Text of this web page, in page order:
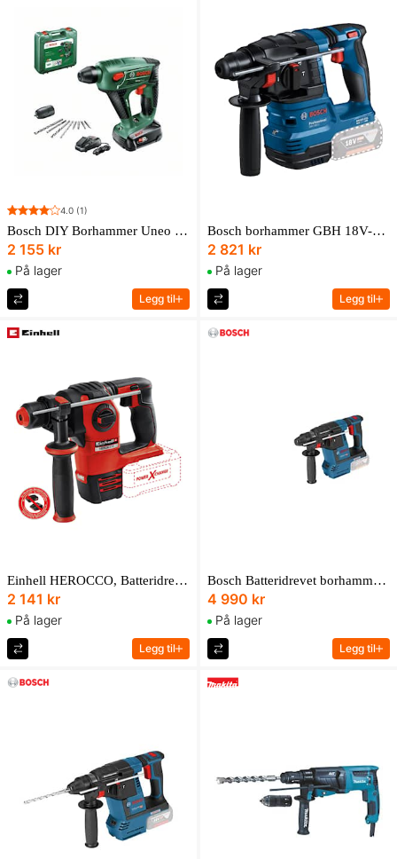
4.0 (1)
Bosch DIY Borhammer Uneo Maxx 18V 2,5Ah
2 155 kr
På lager
Legg til
Bosch borhammer GBH 18V-22 uten batteri og lader i L-boxx
2 821 kr
På lager
Legg til
Einhell HEROCCO, Batteridrevet borhammer
2 141 kr
På lager
Legg til
Bosch Batteridrevet borhammer med SDS plus GBH 18V-26 Professional Solo i pappeske med ekstrahåndtak
4 990 kr
På lager
Legg til